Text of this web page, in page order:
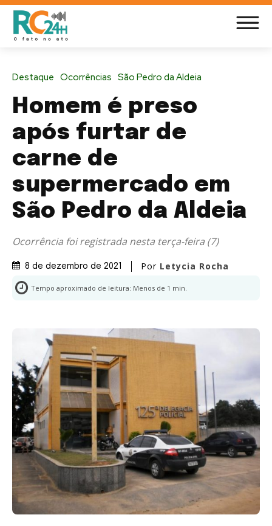
Destaque Ocorrências São Pedro da Aldeia
Homem é preso
após furtar de
carne de
supermercado em
São Pedro da Aldeia
Ocorrência foi registrada nesta terça-feira (7)
8 de dezembro de 2021 Por Letycia Rocha
Tempo aproximado de leitura: Menos de 1 min.